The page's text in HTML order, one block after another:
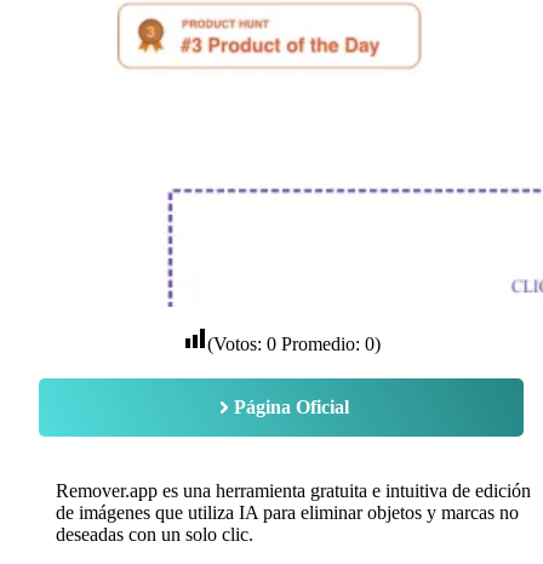
(Votos: 0Promedio: 0)
Página Oficial
Remover.app es una herramienta gratuita e intuitiva de edición
de imágenes que utiliza IA para eliminar objetos y marcas no
deseadas con un solo clic.